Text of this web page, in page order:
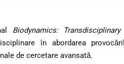
Biodynamics: Transdisciplinary
în abordarea
de cercetare avansată.